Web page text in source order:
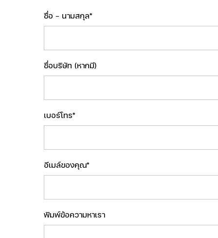
ชื่อ - นามสกุล*
ชื่อบริษัท (หากมี)
เบอร์โทร*
อีเมล์ของคุณ*
พิมพ์ข้อความหาเรา